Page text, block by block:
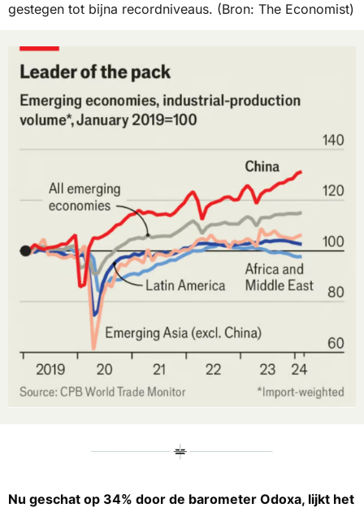
gestegen tot bijna recordniveaus. (Bron: The Economist)
Nu geschat op 34% door de barometer Odoxa, lijkt het